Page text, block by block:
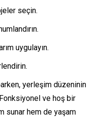
seçin.
uygulayın.
yerleşim düzeninin
ve hoş bir
sunar hem de yaşam